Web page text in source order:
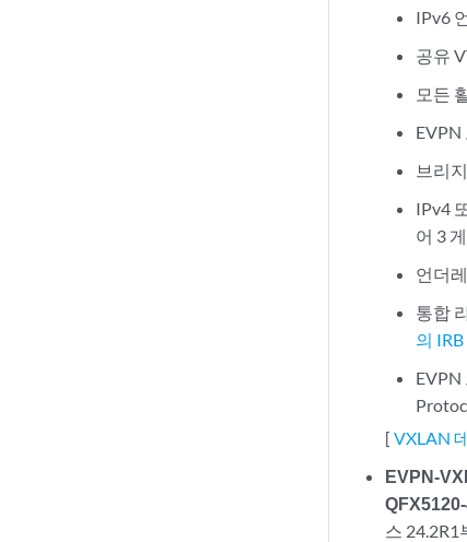
IPv6
공유
모든
EVPN
브리
IPv4
어 3
언더
통합
의
EVPN
[VXLAN
EVPN-
스